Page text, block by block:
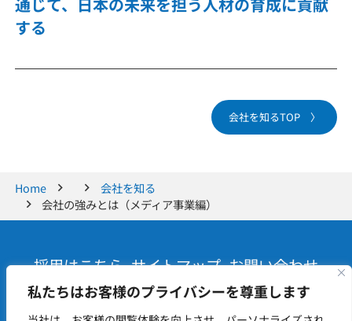
私たちはお客様のプライバシーを尊重します
する
会社を知るTOP 〉
Home
会社を知る
会社の強みとは（メディア事業編）
採用はこちら サイトマップ お問い合わせ
アクセス プライバシーポリシー SNSポリシー